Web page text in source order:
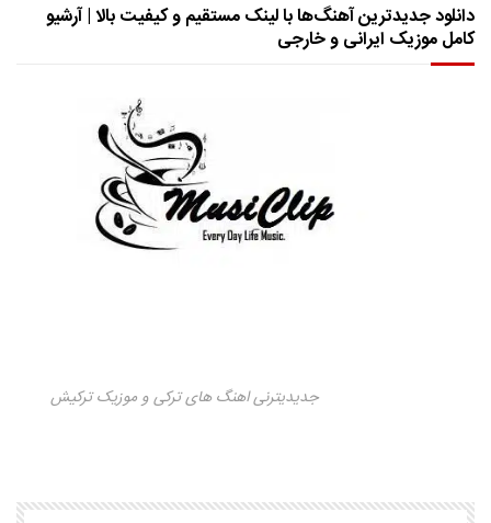
دانلود جدیدترین آهنگ‌ها با لینک مستقیم و کیفیت بالا | آرشیو
کامل موزیک ایرانی و خارجی
جدیدیترنی اهنگ های ترکی و موزیک ترکیش